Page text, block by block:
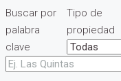
Buscar por
palabra
clave
Tipo de
propiedad